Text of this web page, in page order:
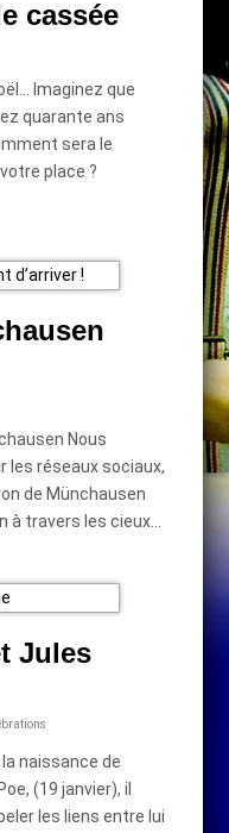
cassée
Imaginez que
quarante ans
sera le
place ?
Nous
les réseaux sociaux,
de Münchausen
à travers les cieux…
Jules
la naissance de
(19 janvier), il
les liens entre lui